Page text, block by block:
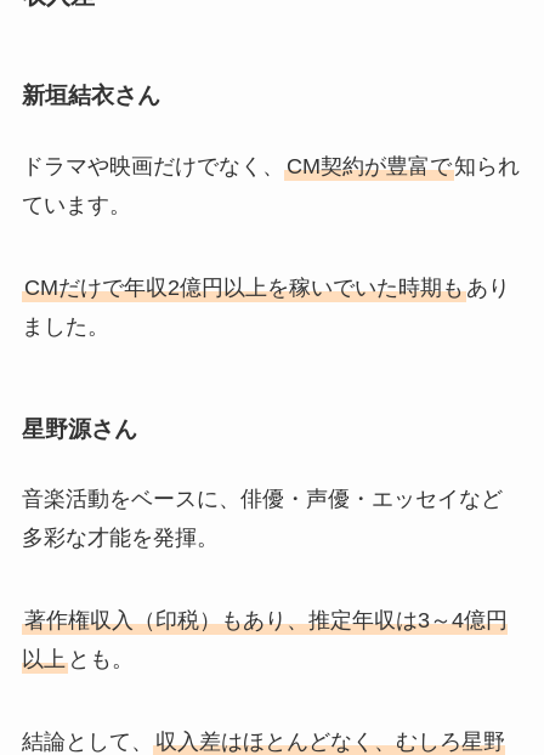
新垣結衣さん
ドラマや映画だけでなく、 CM契約が豊富で知られ
ています。
CMだけで年収2億円以上を稼いでいた時期もあり
ました。
星野源さん
音楽活動をベースに、俳優・声優・エッセイなど
多彩な才能を発揮。
著作権収入（印税）もあり、推定年収は3～4億円
以上とも。
結論として、 収入差はほとんどなく、むしろ星野